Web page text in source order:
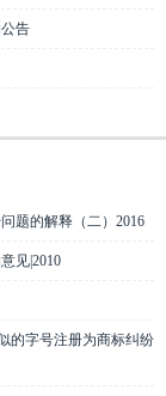
告
题的解释（二）2016
见|2010
的字号注册为商标纠纷